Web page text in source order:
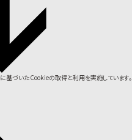
に基づいたCookieの取得と利用を実施しています。